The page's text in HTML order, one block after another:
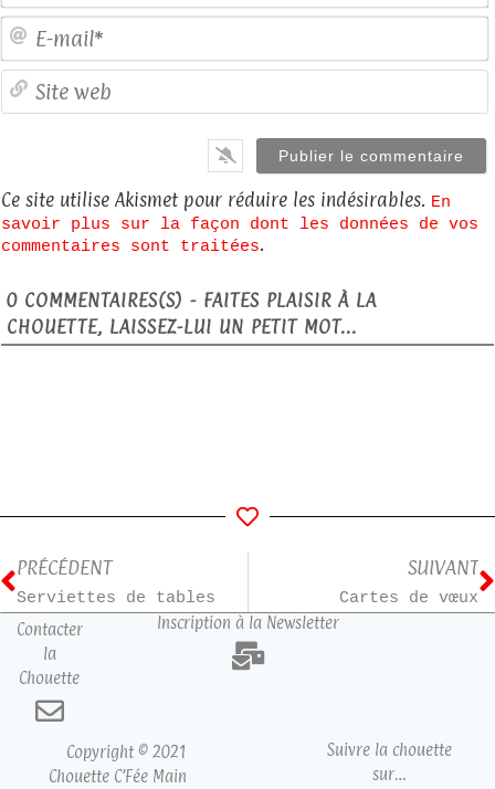
Ce site utilise Akismet pour réduire les indésirables. En
savoir plus sur la façon dont les données de vos
commentaires sont traitées.
0 COMMENTAIRES(S) - FAITES PLAISIR À LA
CHOUETTE, LAISSEZ-LUI UN PETIT MOT...
PRÉCÉDENT
Serviettes de tables
SUIVANT
Cartes de vœux
Contacter
la
Chouette
Inscription à la Newsletter
Copyright © 2021
Chouette C’Fée Main
Suivre la chouette
sur…